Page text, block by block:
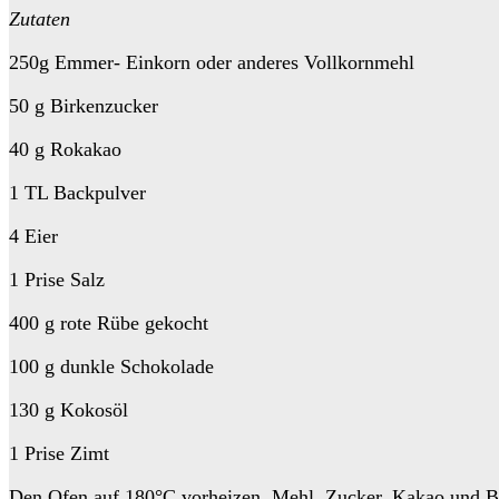
Zutaten
250g Emmer- Einkorn oder anderes Vollkornmehl
50 g Birkenzucker
40 g Rokakao
1 TL Backpulver
4 Eier
1 Prise Salz
400 g rote Rübe gekocht
100 g dunkle Schokolade
130 g Kokosöl
1 Prise Zimt